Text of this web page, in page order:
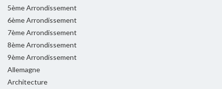
5ème Arrondissement
6ème Arrondissement
7ème Arrondissement
8ème Arrondissement
9ème Arrondissement
Allemagne
Architecture